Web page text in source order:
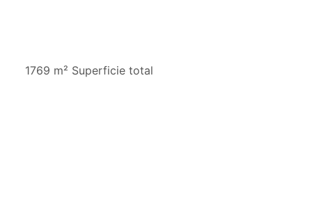
1769 m² Superficie total